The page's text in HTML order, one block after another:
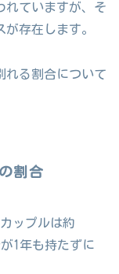
れていますが、そ
存在します。
れる割合について
割合
ップルは約
1年も持たずに